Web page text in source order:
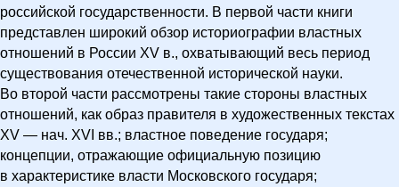
российской государственности. В первой части книги
представлен широкий обзор историографии властных
отношений в России XV в., охватывающий весь период
существования отечественной исторической науки.
Во второй части рассмотрены такие стороны властных
отношений, как образ правителя в художественных текстах
XV — нач. XVI вв.; властное поведение государя;
концепции, отражающие официальную позицию
в характеристике власти Московского государя;